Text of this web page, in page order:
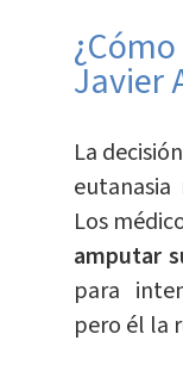
Javier
La
Los
amputar
para
pero él la